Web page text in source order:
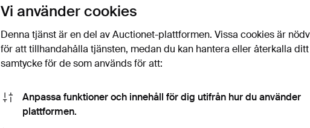
KISTA, furu, kurbitzmålad +
SYSKRIN, furu,…
Klubbades 29 mar 2017
1 bud
32 USD
Klubbades 28 mar 2017
1 bud
5 bud
Vi använder cookies
Denna tjänst är en del av Auctionet-plattformen. Vissa cookies är
för att tillhandahålla tjänsten, medan du kan hantera eller återkalla ditt
samtycke för de som används för att:
Anpassa funktioner och innehåll för dig utifrån hur du använder
plattformen.